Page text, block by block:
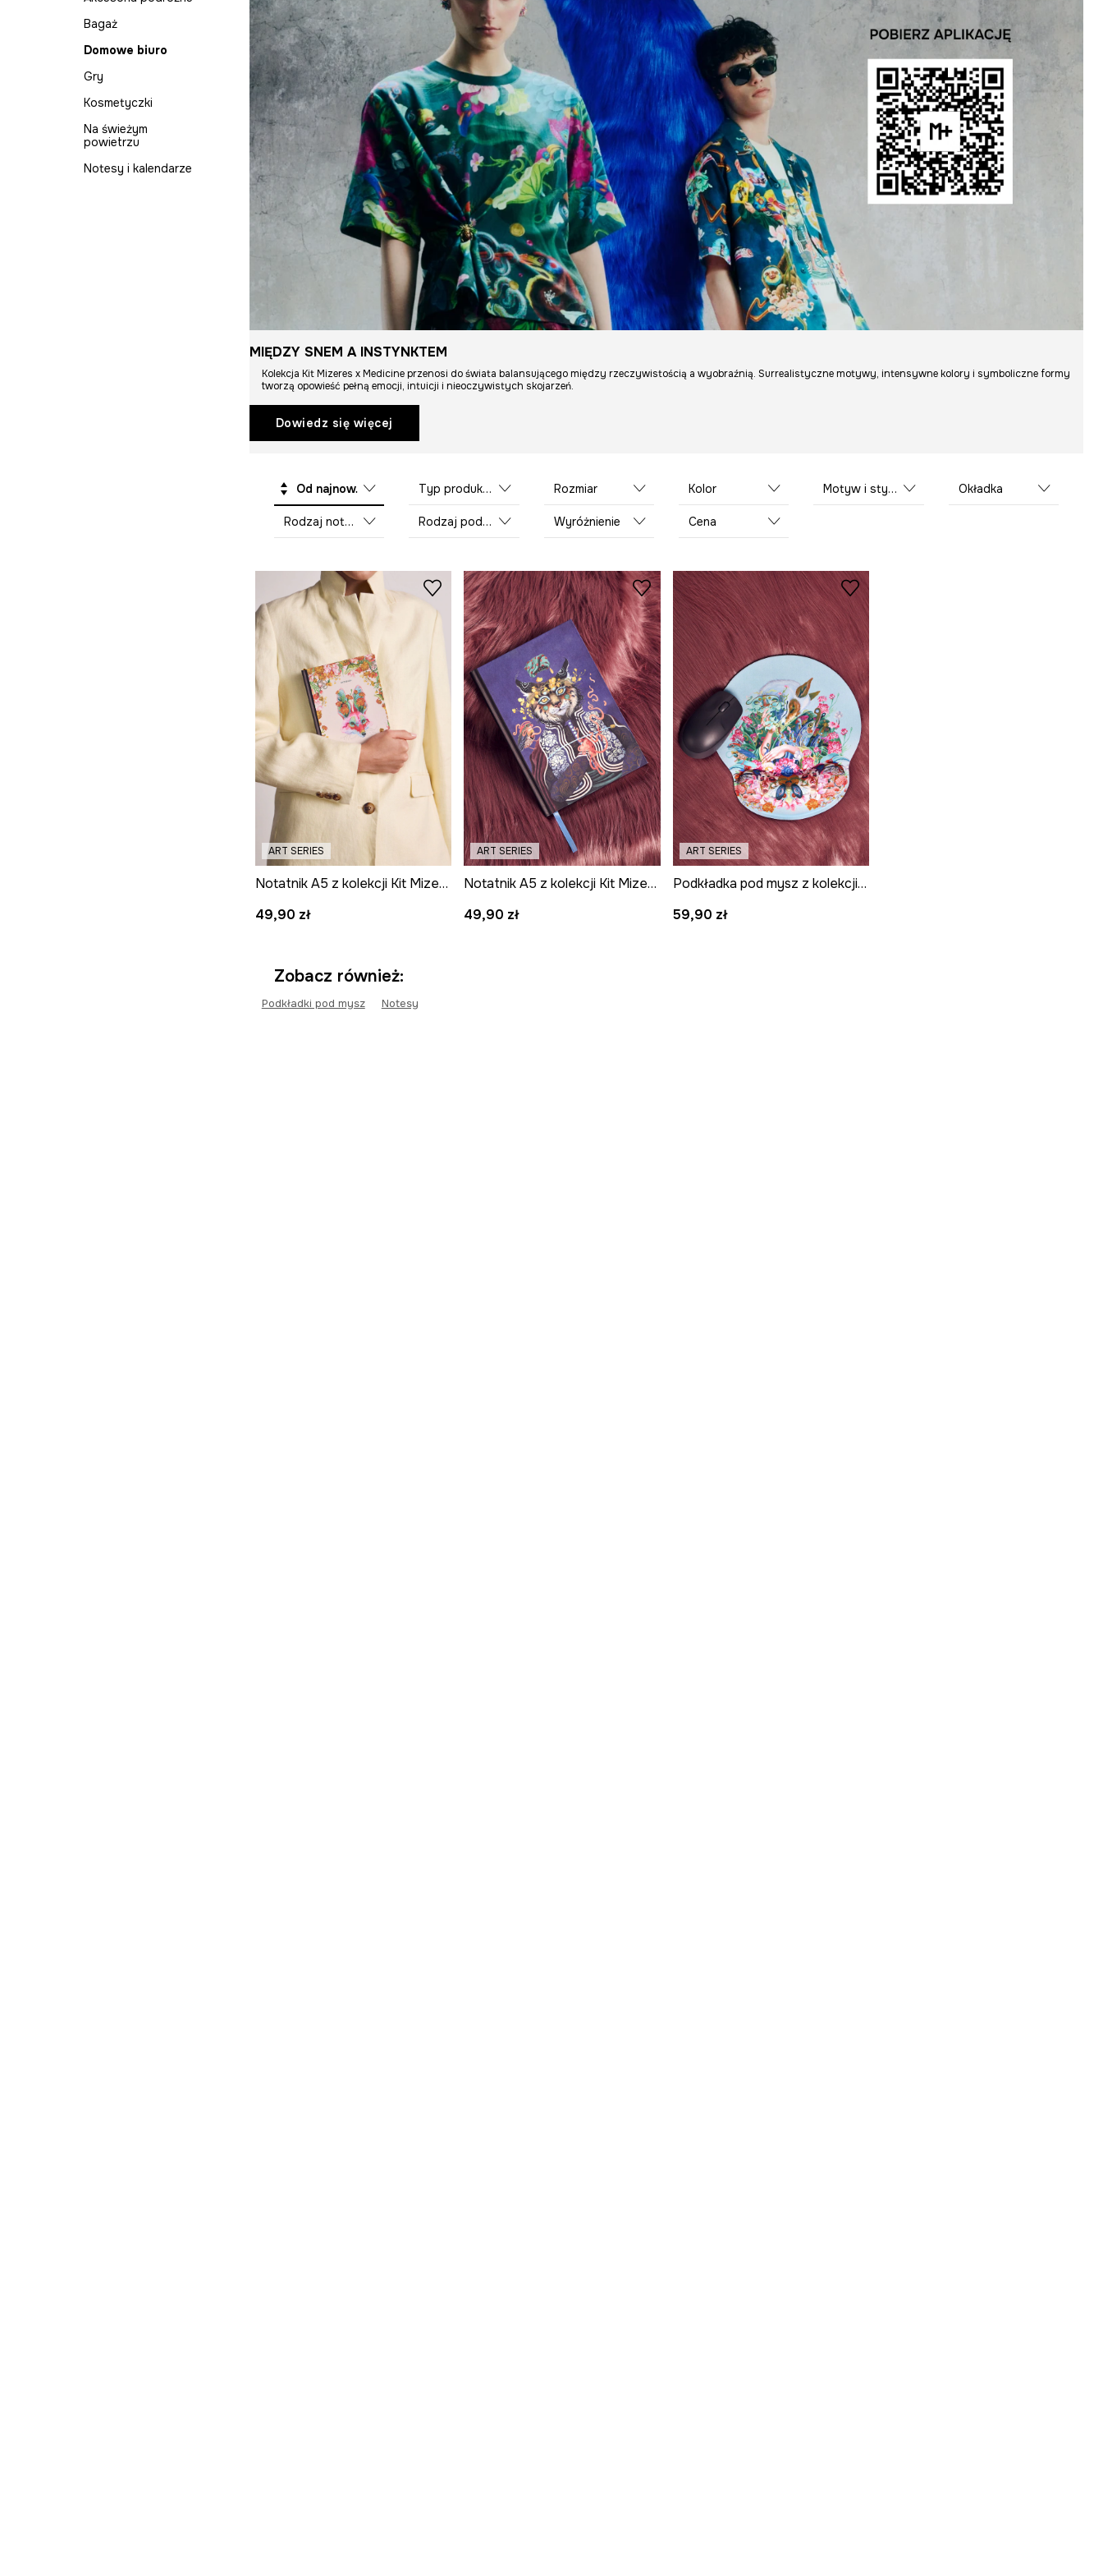
T-shirty
Sukienki na wesele
Komplety
Kosmetyczki
Gry
Prezenty
Koszule na wesele
Pościele
Szkatułki i
biżuterię
biżuterię
Poduszki i poszewki
Bagaż
Domowe biuro
Gry
Kosmetyczki
Na świeżym
powietrzu
Notesy i kalendarze
MIĘDZY SNEM A INSTYNKTEM
Kolekcja Kit Mizeres x Medicine przenosi do świata balansującego między rzeczywistością a wyobraźnią. Surrealistyczne motywy, intensywne kolory i symboliczne formy
tworzą opowieść pełną emocji, intuicji i nieoczywistych skojarzeń.
Dowiedz się więcej
Od najnowszych Typ produktu Rozmiar Kolor Motyw i stylistyka Okładka
Rodzaj notatnika Rodzaj podkładki Wyróżnienie Cena
ART SERIES
Notatnik A5 z kolekcji Kit Mizeres x Medicine
49,90 zł
ART SERIES
Notatnik A5 z kolekcji Kit Mizeres x Medicine
49,90 zł
ART SERIES
Podkładka pod mysz z kolekcji Kit Mizeres x Medicine
59,90 zł
Zobacz również:
Podkładki pod mysz Notesy